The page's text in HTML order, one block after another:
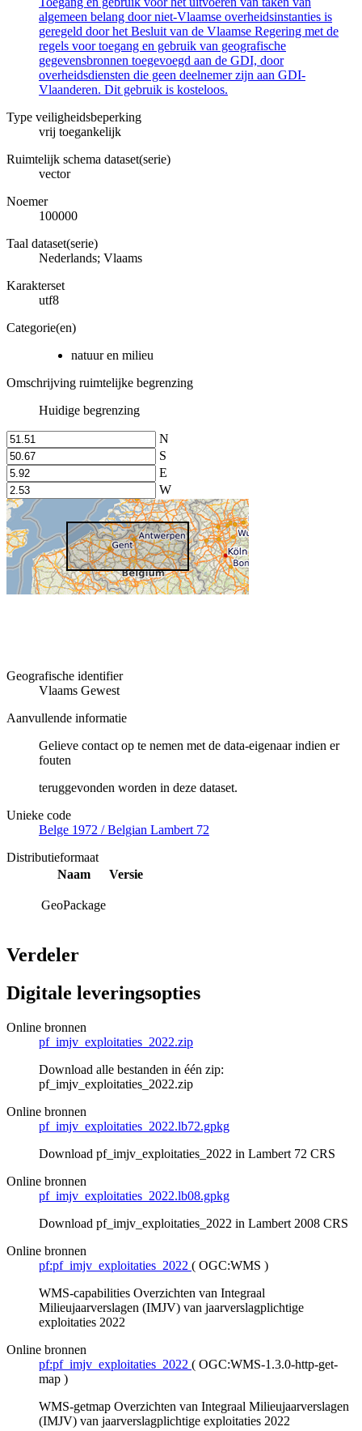
algemeen belang door niet-Vlaamse overheidsinstanties is
geregeld door het Besluit van de Vlaamse Regering met de
regels voor toegang en gebruik van geografische
gegevensbronnen toegevoegd aan de GDI, door
overheidsdiensten die geen deelnemer zijn aan GDI-
Vlaanderen. Dit gebruik is kosteloos.
Type veiligheidsbeperking
vrij toegankelijk
Ruimtelijk schema dataset(serie)
vector
Noemer
100000
Taal dataset(serie)
Nederlands; Vlaams
Karakterset
utf8
Categorie(en)
natuur en milieu
Omschrijving ruimtelijke begrenzing
Huidige begrenzing
N
S
E
W
Geografische identifier
Vlaams Gewest
Aanvullende informatie
Gelieve contact op te nemen met de data-eigenaar indien er
fouten
teruggevonden worden in deze dataset.
Unieke code
Belge 1972 / Belgian Lambert 72
Distributieformaat
Naam
Versie
GeoPackage
Verdeler
Digitale leveringsopties
Online bronnen
pf_imjv_exploitaties_2022.zip
Download alle bestanden in één zip:
pf_imjv_exploitaties_2022.zip
Online bronnen
pf_imjv_exploitaties_2022.lb72.gpkg
Download pf_imjv_exploitaties_2022 in Lambert 72 CRS
Online bronnen
pf_imjv_exploitaties_2022.lb08.gpkg
Download pf_imjv_exploitaties_2022 in Lambert 2008 CRS
Online bronnen
pf:pf_imjv_exploitaties_2022 ( OGC:WMS )
WMS-capabilities Overzichten van Integraal
Milieujaarverslagen (IMJV) van jaarverslagplichtige
exploitaties 2022
Online bronnen
pf:pf_imjv_exploitaties_2022 ( OGC:WMS-1.3.0-http-get-
map )
WMS-getmap Overzichten van Integraal Milieujaarverslagen
(IMJV) van jaarverslagplichtige exploitaties 2022